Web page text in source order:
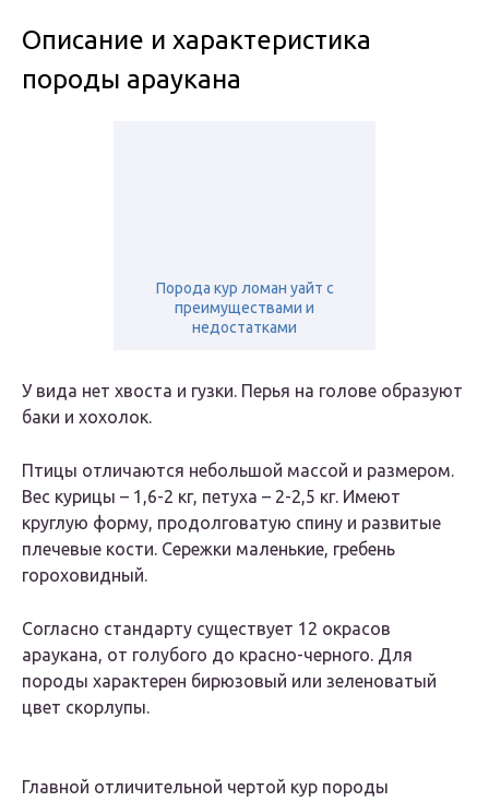
Описание и характеристика
породы араукана
Порода кур ломан уайт с
преимуществами и
недостатками
У вида нет хвоста и гузки. Перья на голове образуют
баки и хохолок.
Птицы отличаются небольшой массой и размером.
Вес курицы – 1,6-2 кг, петуха – 2-2,5 кг. Имеют
круглую форму, продолговатую спину и развитые
плечевые кости. Сережки маленькие, гребень
гороховидный.
Согласно стандарту существует 12 окрасов
араукана, от голубого до красно-черного. Для
породы характерен бирюзовый или зеленоватый
цвет скорлупы.
Главной отличительной чертой кур породы